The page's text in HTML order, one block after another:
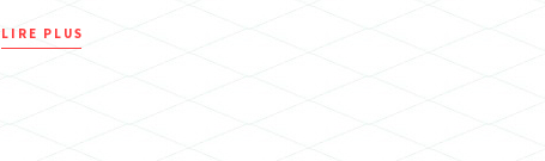
LIRE PLUS